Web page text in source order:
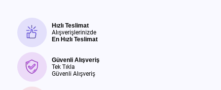
Hızlı Teslimat
Alışverişlerinizde
En Hızlı Teslimat
Güvenli Alışveriş
Tek Tıkla
Güvenli Alışveriş